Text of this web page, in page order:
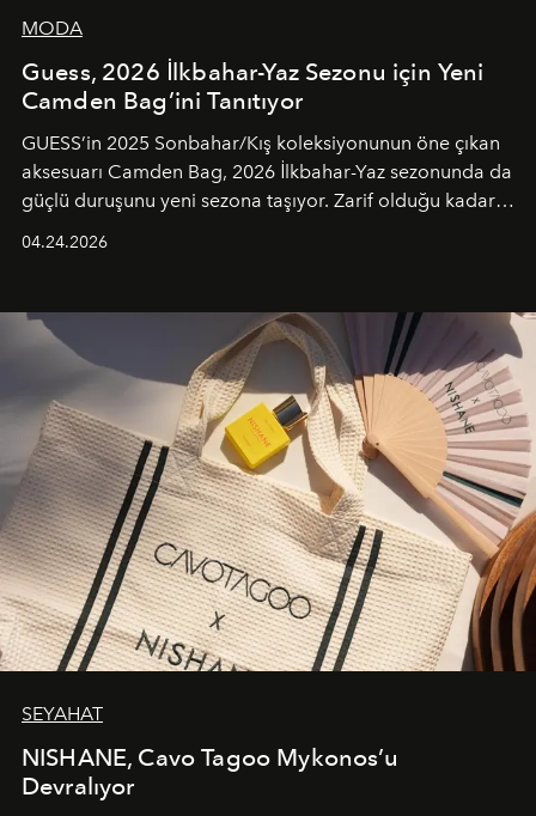
MODA
Guess, 2026 İlkbahar-Yaz Sezonu için Yeni
Camden Bag’ini Tanıtıyor
GUESS’in 2025 Sonbahar/Kış koleksiyonunun öne çıkan
aksesuarı Camden Bag, 2026 İlkbahar-Yaz sezonunda da
güçlü duruşunu yeni sezona taşıyor. Zarif olduğu kadar
04.24.2026
SEYAHAT
NISHANE, Cavo Tagoo Mykonos’u
Devralıyor